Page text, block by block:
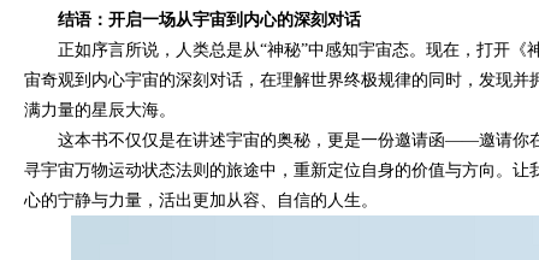
结语：开启一场从宇宙到内心的深刻对话
正如序言所说，人类总是从“神秘”中感知宇宙态。现在，打开《
宙奇观到内心宇宙的深刻对话，在理解世界终极规律的同时，发现并
满力量的星辰大海。
这本书不仅仅是在讲述宇宙的奥秘，更是一份邀请函——邀请你
寻宇宙万物运动状态法则的旅途中，重新定位自身的价值与方向。让
心的宁静与力量，活出更加从容、自信的人生。